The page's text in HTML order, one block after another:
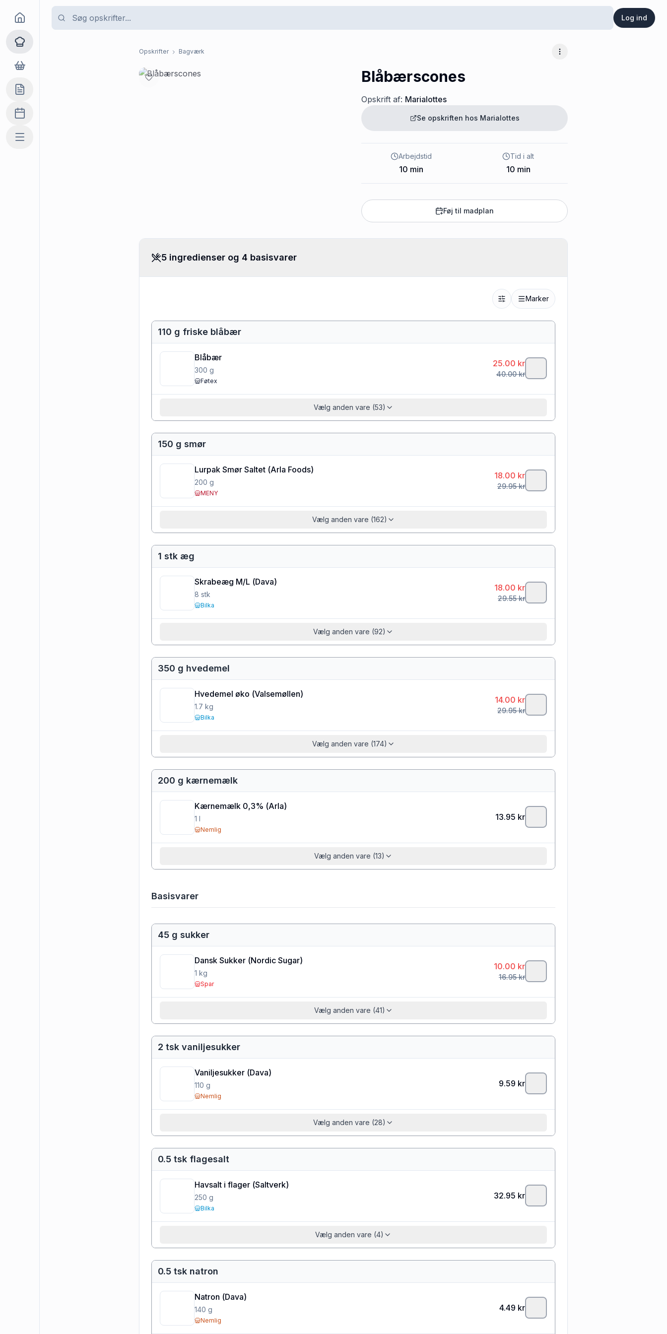
Log ind
Goma
Opskrifter
Dagligvarer
Indkøbslisten
Madplan
Mere
Opskrifter Bagværk Flere muligheder
Blåbærscones
Opskrift af: Marialottes
Se opskriften hos Marialottes
Arbejdstid
10 min
Tid i alt
10 min
Føj til madplan
5 ingredienser og 4 basisvarer
Marker
110 g friske blåbær
Blåbær
300 g
Føtex
25.00 kr
40.00kr
Vælg anden vare (53)
150 g smør
Lurpak Smør Saltet (Arla Foods)
200 g
MENY
18.00 kr
29.95kr
Vælg anden vare (162)
1 stk æg
Skrabeæg M/L (Dava)
8 stk
Bilka
18.00 kr
29.55kr
Vælg anden vare (92)
350 g hvedemel
Hvedemel øko (Valsemøllen)
1.7 kg
Bilka
14.00 kr
29.95kr
Vælg anden vare (174)
200 g kærnemælk
Kærnemælk 0,3% (Arla)
1 l
Nemlig
13.95 kr
Vælg anden vare (13)
Basisvarer
45 g sukker
Dansk Sukker (Nordic Sugar)
1 kg
Spar
10.00 kr
16.95kr
Vælg anden vare (41)
2 tsk vaniljesukker
Vaniljesukker (Dava)
110 g
Nemlig
9.59 kr
Vælg anden vare (28)
0.5 tsk flagesalt
Havsalt i flager (Saltverk)
250 g
Bilka
32.95 kr
Vælg anden vare (4)
0.5 tsk natron
Natron (Dava)
140 g
Nemlig
4.49 kr